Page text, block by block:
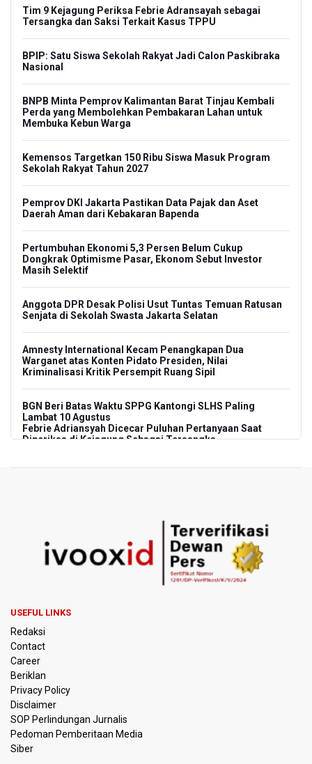
Tim 9 Kejagung Periksa Febrie Adransayah sebagai
Tersangka dan Saksi Terkait Kasus TPPU
BPIP: Satu Siswa Sekolah Rakyat Jadi Calon Paskibraka
Nasional
BNPB Minta Pemprov Kalimantan Barat Tinjau Kembali
Perda yang Membolehkan Pembakaran Lahan untuk
Membuka Kebun Warga
Kemensos Targetkan 150 Ribu Siswa Masuk Program
Sekolah Rakyat Tahun 2027
Pemprov DKI Jakarta Pastikan Data Pajak dan Aset
Daerah Aman dari Kebakaran Bapenda
Pertumbuhan Ekonomi 5,3 Persen Belum Cukup
Dongkrak Optimisme Pasar, Ekonom Sebut Investor
Masih Selektif
Anggota DPR Desak Polisi Usut Tuntas Temuan Ratusan
Senjata di Sekolah Swasta Jakarta Selatan
Amnesty International Kecam Penangkapan Dua
Warganet atas Konten Pidato Presiden, Nilai
Kriminalisasi Kritik Persempit Ruang Sipil
BGN Beri Batas Waktu SPPG Kantongi SLHS Paling
Lambat 10 Agustus
Febrie Adriansyah Dicecar Puluhan Pertanyaan Saat
Diperiksa di Kejagung Sebagai Tersangka
SEA V Cup 2026: Timnas Voli Putri Indonesia Menang
Lawan Vietnam 3-2
Kebakaran Landa Gedung Bapenda DKI Jakarta
PSSI Evaluasi TImnas Indonesia Setelah Gagal Tembus
Ditahan Imbang Singapura 1-1
Pemerintah Matangkan Rencana Pembaruan Buku Ajar
Nasional
Pendakian Gunung Gede Pangrango Ditutup karena
USEFUL LINKS
Redaksi
Contact
Career
Beriklan
Privacy Policy
Disclaimer
SOP Perlindungan Jurnalis
Pedoman Pemberitaan Media
Siber